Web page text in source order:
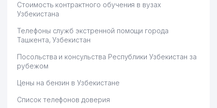
Стоимость контрактного обучения в вузах
Узбекистана
Телефоны служб экстренной помощи города
Ташкента, Узбекистан
Посольства и консульства Республики Узбекистан за
рубежом
Цены на бензин в Узбекистане
Список телефонов доверия